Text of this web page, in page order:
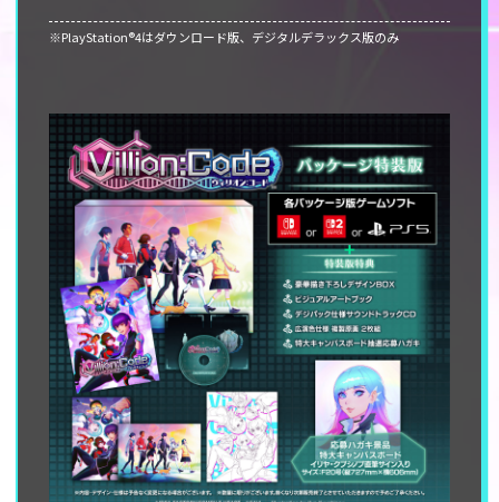
※PlayStation®4はダウンロード版、デジタルデラックス版のみ